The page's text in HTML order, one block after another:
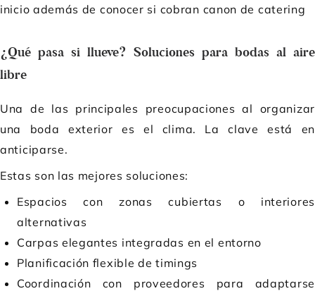
inicio además de conocer si cobran canon de catering
¿Qué pasa si llueve? Soluciones para bodas al aire
libre
Una de las principales preocupaciones al organizar
una boda exterior es el clima. La clave está en
anticiparse.
Estas son las mejores soluciones:
Espacios con zonas cubiertas o interiores
alternativas
Carpas elegantes integradas en el entorno
Planificación flexible de timings
Coordinación con proveedores para adaptarse